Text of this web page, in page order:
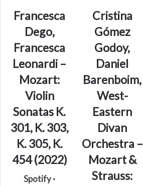
Francesca
Dego,
Francesca
Leonardi –
Mozart:
Violin
Sonatas K.
301, K. 303,
K. 305, K.
454 (2022)
Spotify·
Cristina
Gómez
Godoy,
Daniel
Barenboim,
West-
Eastern
Divan
Orchestra –
Mozart &
Strauss: